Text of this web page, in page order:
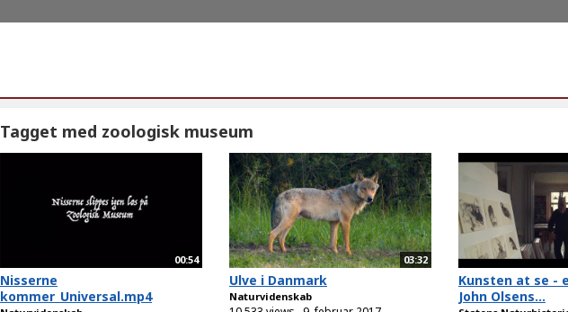
Tagget med zoologisk museum
00:54
Nisserne
kommer_Universal.mp4
03:32
Ulve i Danmark
Naturvidenskab
Kunsten at se -
John Olsens...